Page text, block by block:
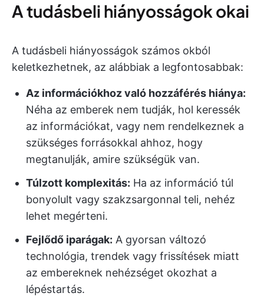
A tudásbeli hiányosságok okai
A tudásbeli hiányosságok számos okból
keletkezhetnek, az alábbiak a legfontosabbak:
Az információkhoz való hozzáférés hiánya:
Néha az emberek nem tudják, hol keressék
az információkat, vagy nem rendelkeznek a
szükséges forrásokkal ahhoz, hogy
megtanulják, amire szükségük van.
Túlzott komplexitás: Ha az információ túl
bonyolult vagy szakzsargonnal teli, nehéz
lehet megérteni.
Fejlődő iparágak: A gyorsan változó
technológia, trendek vagy frissítések miatt
az embereknek nehézséget okozhat a
lépéstartás.